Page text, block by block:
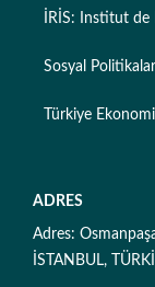
İRİS: Institut
Sosyal
Türkiye
ADRES
Adres:
İSTANBUL,